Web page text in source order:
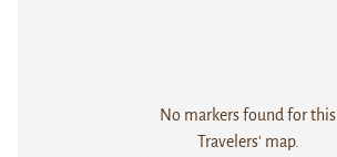
No markers found for this
Travelers' map.